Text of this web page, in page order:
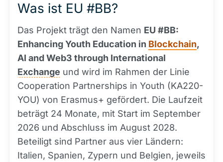
Was ist EU #BB?
Das Projekt trägt den Namen EU #BB:
Enhancing Youth Education in Blockchain,
AI and Web3 through International
Exchange und wird im Rahmen der Linie
Cooperation Partnerships in Youth (KA220-
YOU) von Erasmus+ gefördert. Die Laufzeit
beträgt 24 Monate, mit Start im September
2026 und Abschluss im August 2028.
Beteiligt sind Partner aus vier Ländern:
Italien, Spanien, Zypern und Belgien, jeweils